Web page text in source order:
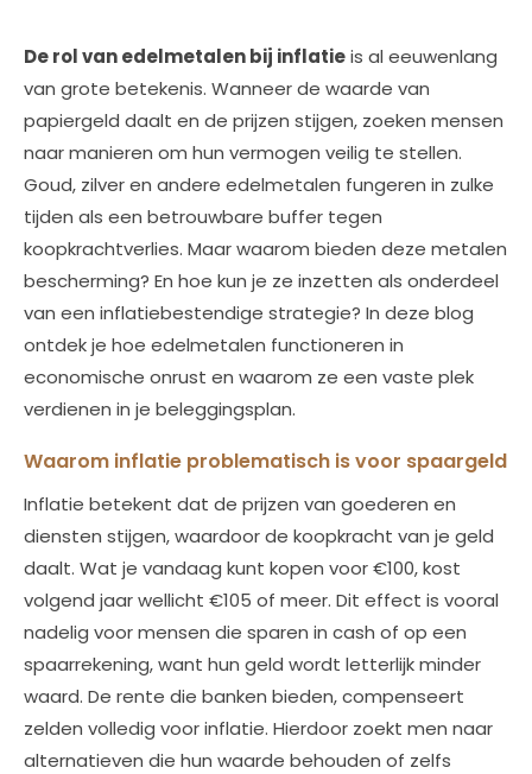
De rol van edelmetalen bij inflatieis al eeuwenlang
van grote betekenis. Wanneer de waarde van
papiergeld daalt en de prijzen stijgen, zoeken mensen
naar manieren om hun vermogen veilig te stellen.
Goud, zilver en andere edelmetalen fungeren in zulke
tijden als een betrouwbare buffer tegen
koopkrachtverlies. Maar waarom bieden deze metalen
bescherming? En hoe kun je ze inzetten als onderdeel
van een inflatiebestendige strategie? In deze blog
ontdek je hoe edelmetalen functioneren in
economische onrust en waarom ze een vaste plek
verdienen in je beleggingsplan.
Waarom inflatie problematisch is voor spaargeld
Inflatie betekent dat de prijzen van goederen en
diensten stijgen, waardoor de koopkracht van je geld
daalt. Wat je vandaag kunt kopen voor €100, kost
volgend jaar wellicht €105 of meer. Dit effect is vooral
nadelig voor mensen die sparen in cash of op een
spaarrekening, want hun geld wordt letterlijk minder
waard. De rente die banken bieden, compenseert
zelden volledig voor inflatie. Hierdoor zoekt men naar
alternatieven die hun waarde behouden of zelfs